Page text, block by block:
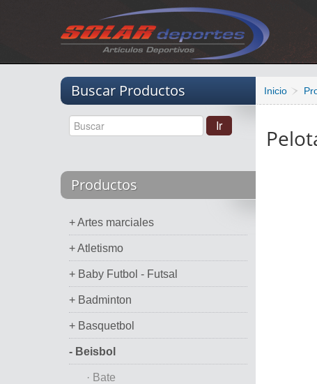
Buscar Productos
Productos
+ Artes marciales
+ Atletismo
+ Baby Futbol - Futsal
+ Badminton
+ Basquetbol
- Beisbol
· Bate
Inicio